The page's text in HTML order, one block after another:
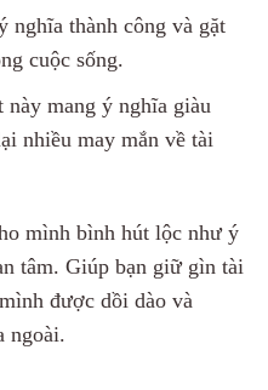
nghĩa thành công và gặt
cuộc sống.
mang ý nghĩa giàu
nhiều may mắn về tài
mình bình hút lộc như ý
tâm. Giúp bạn giữ gìn tài
được dồi dào và
ngoài.